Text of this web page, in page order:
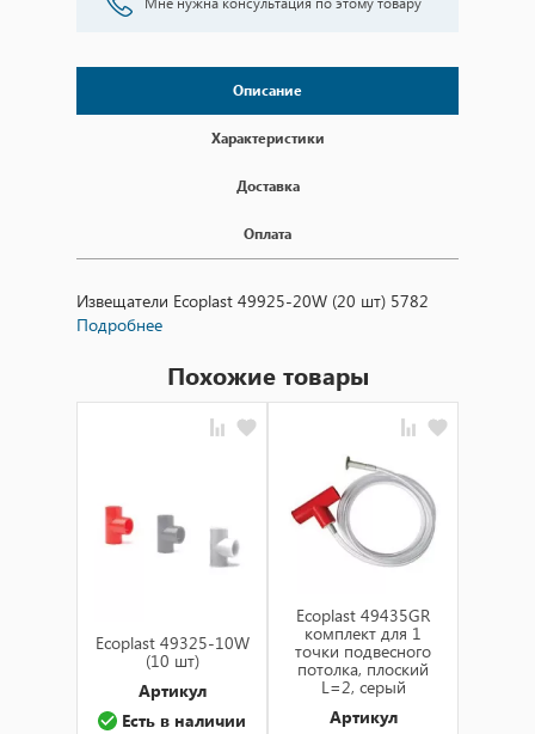
Описание
Характеристики
Доставка
Оплата
Извещатели Ecoplast 49925-20W (20 шт) 5782
Подробнее
Похожие товары
Ecoplast 49325-10W
(10 шт)
Артикул
Есть в наличии
Ecoplast 49435GR
комплект для 1
точки подвесного
потолка, плоский
L=2, серый
Артикул